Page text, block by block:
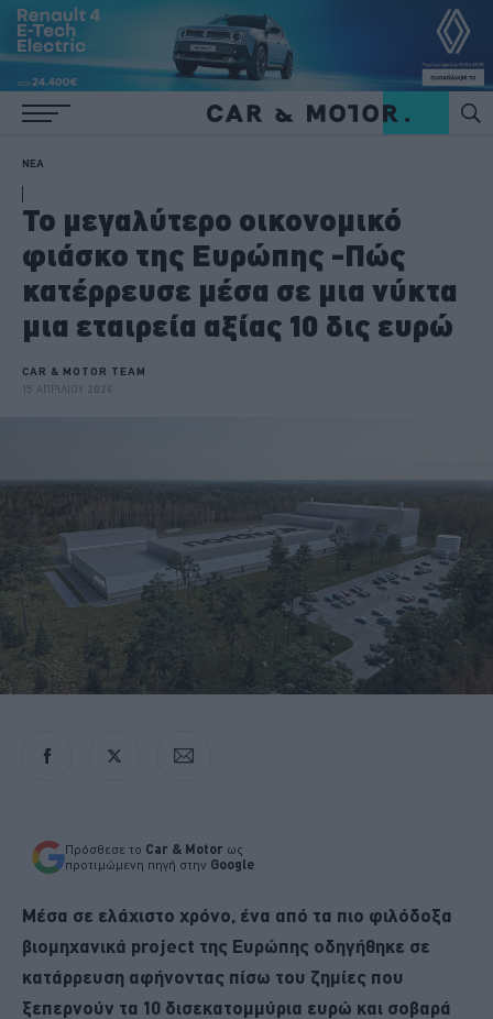
ΝΕΑ
Το μεγαλύτερο οικονομικό
φιάσκο της Ευρώπης -Πώς
κατέρρευσε μέσα σε μια νύκτα
μια εταιρεία αξίας 10 δις ευρώ
CAR & MOTOR TEAM
15 ΑΠΡΙΛΙΟΥ 2026
Πρόσθεσε το Car & Motor ως
προτιμώμενη πηγή στην Google
Μέσα σε ελάχιστο χρόνο, ένα από τα πιο φιλόδοξα
βιομηχανικά project της Ευρώπης οδηγήθηκε σε
κατάρρευση αφήνοντας πίσω του ζημίες που
ξεπερνούν τα 10 δισεκατομμύρια ευρώ και σοβαρά